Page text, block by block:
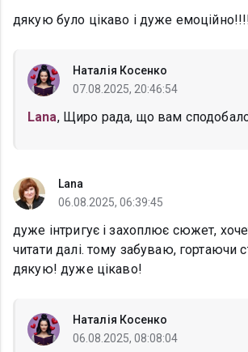
дякую було цікаво і дуже
Наталія Косенко
07.08.2025, 20:46:54
Lana, Щиро рада, що вам
Lana
06.08.2025, 06:39:45
дуже інтригує і захоплює сюжет,
читати далі. тому забуваю, гортаючи
дякую! дуже цікаво!
Наталія Косенко
06.08.2025, 08:08:04